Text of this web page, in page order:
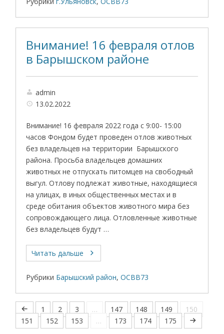
Внимание! 16 февраля отлов
в Барышском районе
admin
13.02.2022
Внимание! 16 февраля 2022 года с 9:00- 15:00
часов Фондом будет проведен отлов животных
без владельцев на территории Барышского
района. Просьба владельцев домашних
животных не отпускать питомцев на свободный
выгул. Отлову подлежат животные, находящиеся
на улицах, в иных общественных местах и в
среде обитания объектов животного мира без
сопровождающего лица. Отловленные животные
без владельцев будут …
Читать дальше
Рубрики Барышский район,ОСВВ73
1 2 3 … 147 148 149
150
151
152 153 … 173 174 175